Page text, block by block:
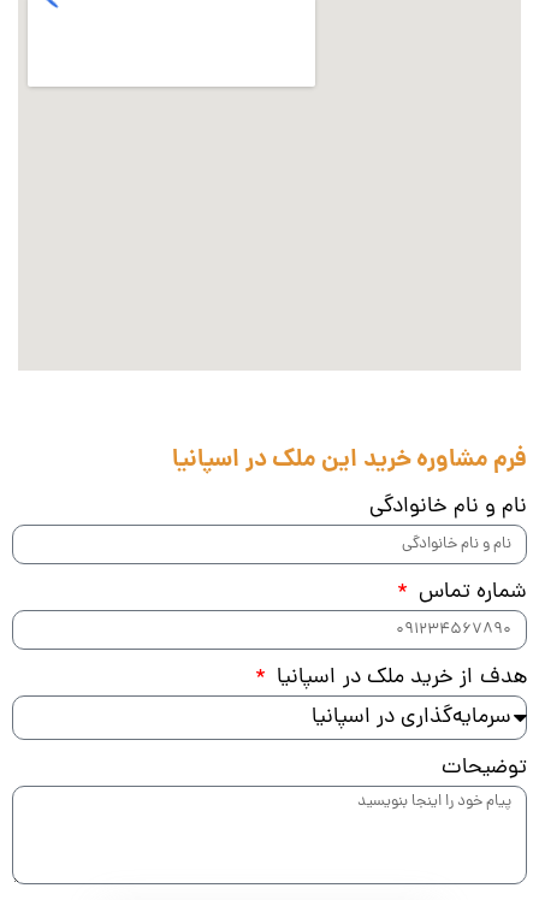
فرم مشاوره خرید این ملک در اسپانیا
نام و نام خانوادگی
شماره تماس
هدف از خرید ملک در اسپانیا
توضیحات